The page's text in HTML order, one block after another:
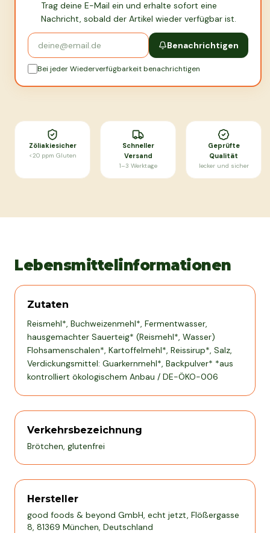
Trag deine E-Mail ein und erhalte sofort eine
Nachricht, sobald der Artikel wieder verfügbar ist.
Benachrichtigen
Bei jeder Wiederverfügbarkeit benachrichtigen
Zöliakiesicher
<20 ppm Gluten
Schneller
Versand
1–3 Werktage
Geprüfte
Qualität
lecker und sicher
Lebensmittelinformationen
Zutaten
Reismehl*, Buchweizenmehl*, Fermentwasser,
hausgemachter Sauerteig* (Reismehl*, Wasser)
Flohsamenschalen*, Kartoffelmehl*, Reissirup*, Salz,
Verdickungsmittel: Guarkernmehl*, Backpulver* *aus
kontrolliert ökologischem Anbau / DE-ÖKO-006
Verkehrsbezeichnung
Brötchen, glutenfrei
Hersteller
good foods & beyond GmbH, echt jetzt, Flößergasse
8, 81369 München, Deutschland